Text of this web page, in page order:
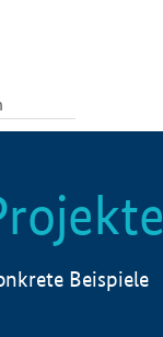
Beispiele